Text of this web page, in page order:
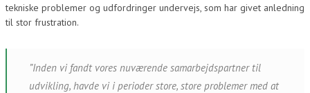
tekniske problemer og udfordringer undervejs, som har givet anledning
til stor frustration.
”Inden vi fandt vores nuværende samarbejdspartner til
udvikling, havde vi i perioder store, store problemer med at